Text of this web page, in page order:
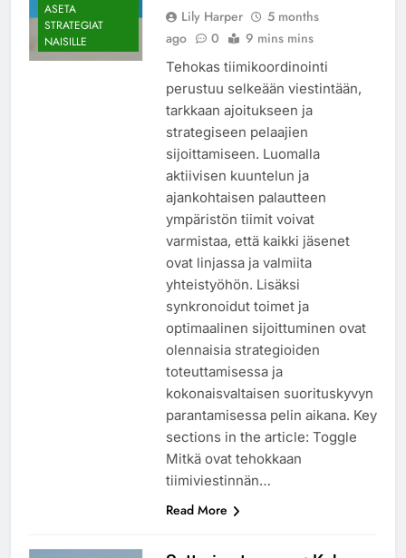
ASETA
STRATEGIAT
NAISILLE
Lily Harper
5 months
ago
0 9 mins mins
Tehokas tiimikoordinointi
perustuu selkeään viestintään,
tarkkaan ajoitukseen ja
strategiseen pelaajien
sijoittamiseen. Luomalla
aktiivisen kuuntelun ja
ajankohtaisen palautteen
ympäristön tiimit voivat
varmistaa, että kaikki jäsenet
ovat linjassa ja valmiita
yhteistyöhön. Lisäksi
synkronoidut toimet ja
optimaalinen sijoittuminen ovat
olennaisia strategioiden
toteuttamisessa ja
kokonaisvaltaisen suorituskyvyn
parantamisessa pelin aikana. Key
sections in the article: Toggle
Mitkä ovat tehokkaan
tiimiviestinnän…
Read More